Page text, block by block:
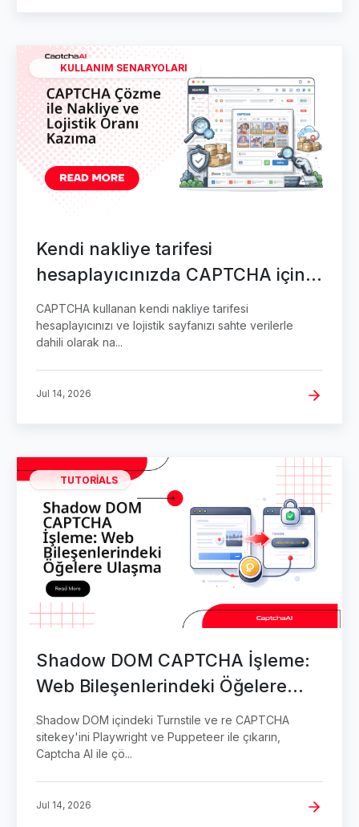
KULLANIM SENARYOLARI
Kendi nakliye tarifesi
hesaplayıcınızda CAPTCHA için
QA testleri
CAPTCHA kullanan kendi nakliye tarifesi
hesaplayıcınızı ve lojistik sayfanızı sahte verilerle
dahili olarak na...
Jul 14, 2026
TUTORIALS
Shadow DOM CAPTCHA İşleme:
Web Bileşenlerindeki Öğelere
Ulaşma
Shadow DOM içindeki Turnstile ve re CAPTCHA
sitekey'ini Playwright ve Puppeteer ile çıkarın,
Captcha AI ile çö...
Jul 14, 2026